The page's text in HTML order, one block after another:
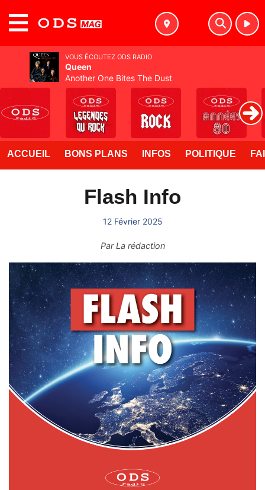
ACCUEIL BONS PLANS INFOS POLITIQUE
Flash Info
12 Février 2025
ParLa rédaction
VOUS ÉCOUTEZ ODS RADIO
Queen
Another One Bites The Dust